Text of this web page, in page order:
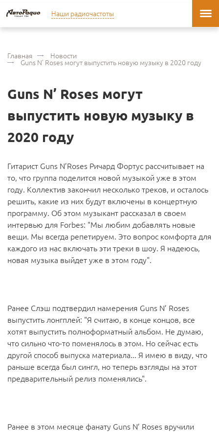
Наши радиочастоты
Главная Новости
Guns N’ Roses могут выпустить новую музыку в 2020 году
Guns N’ Roses могут
выпустить новую музыку в
2020 году
Гитарист Guns N’Roses Ричард Фортус рассчитывает на
то, что группа поделится новой музыкой уже в этом
году. Коллектив закончил несколько треков, и осталось
решить, какие из них будут включены в концертную
программу. Об этом музыкант рассказал в своем
интервью для Forbes: "Мы любим добавлять новые
вещи. Мы всегда репетируем. Это вопрос комфорта для
каждого из нас включать эти треки в шоу. Я надеюсь,
новая музыка выйдет уже в этом году".
Ранее Слэш подтвердил намерения Guns N’ Roses
выпустить лонгплей: "Я считаю, в конце концов, все
хотят выпустить полноформатный альбом. Не думаю,
что сильно что-то поменялось в этом. Но сейчас есть
другой способ выпуска материала... Я имею в виду, что
раньше всегда был сингл, но теперь взгляды на этот
предварительный релиз поменялись".
Ранее в этом месяце фанату Guns N’ Roses вручили